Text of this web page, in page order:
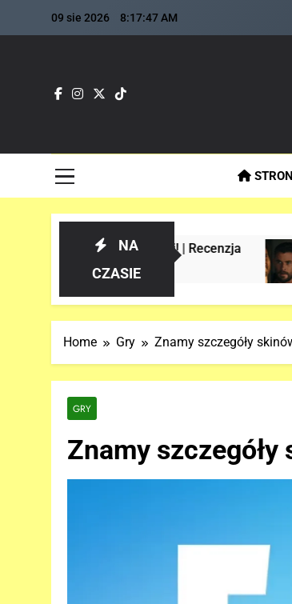
09 sie 2026 8:17:48 AM
NA
CZASIE
w historii! | Recenzja
3
Home Gry Znamy szczegóły
GRY
Znamy szczegóły